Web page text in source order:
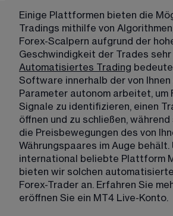
Einige Plattformen bieten die
Tradings mithilfe von
Forex-Scalpern aufgrund der
Geschwindigkeit der Trades
Automatisiertes Trading
Software innerhalb der von
Parameter autonom arbeitet, um
Signale zu identifizieren, einen
öffnen und zu schließen,
die Preisbewegungen des von
Währungspaares im Auge behält.
international beliebte Plattform
bieten wir solchen
Forex-Trader an. Erfahren Sie
eröffnen Sie ein MT4 Live-Konto.​